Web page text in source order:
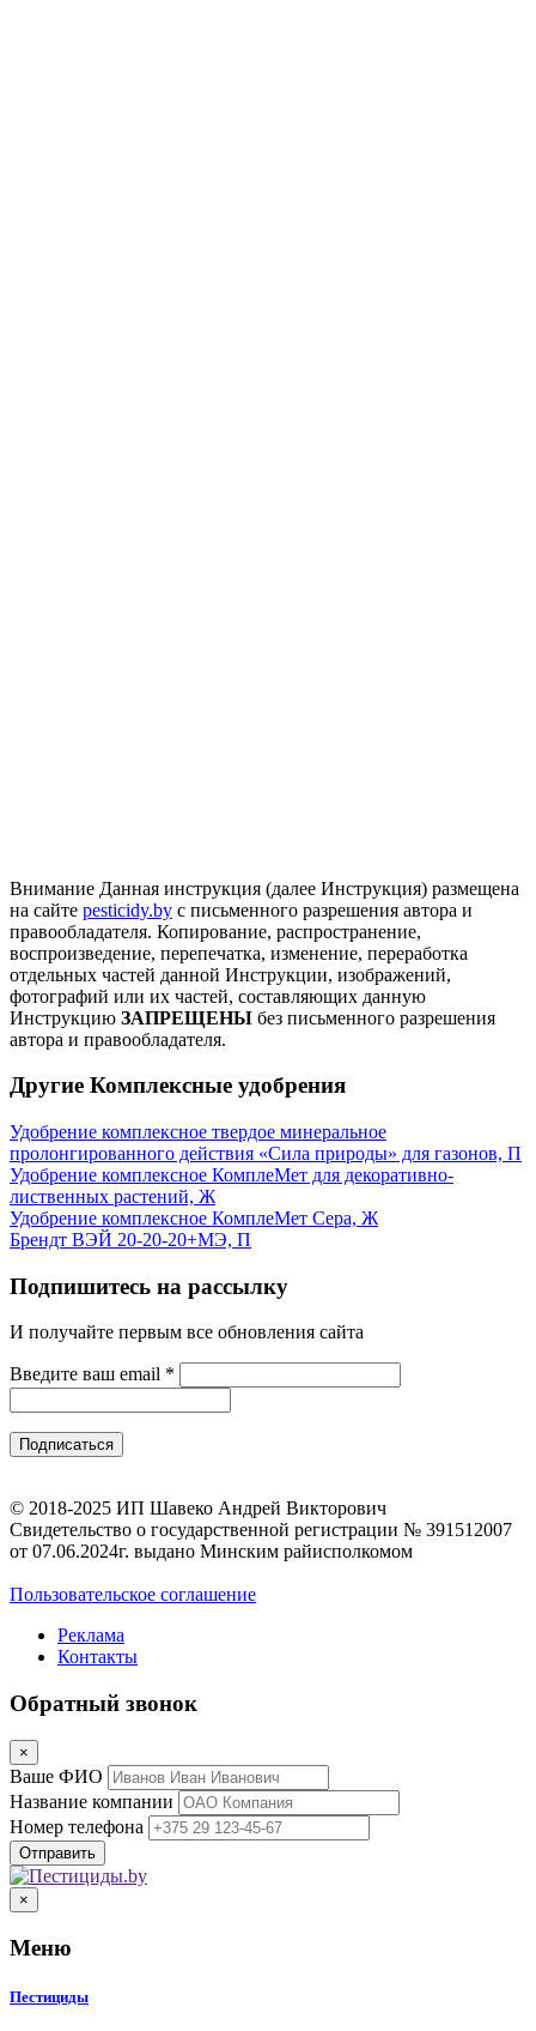
Внимание Данная инструкция (далее Инструкция) размещена
на сайте pesticidy.by с письменного разрешения автора и
правообладателя. Копирование, распространение,
воспроизведение, перепечатка, изменение, переработка
отдельных частей данной Инструкции, изображений,
фотографий или их частей, составляющих данную
Инструкцию ЗАПРЕЩЕНЫ без письменного разрешения
автора и правообладателя.
Другие Комплексные удобрения
Удобрение комплексное твердое минеральное
пролонгированного действия «Сила природы» для газонов, П
Удобрение комплексное КомплеМет для декоративно-
лиственных растений, Ж
Удобрение комплексное КомплеМет Сера, Ж
Брендт ВЭЙ 20-20-20+МЭ, П
Подпишитесь на рассылку
И получайте первым все обновления сайта
Введите ваш email *
© 2018-2025 ИП Шавеко Андрей Викторович
Свидетельство о государственной регистрации № 391512007
от 07.06.2024г. выдано Минским райисполкомом
Пользовательское соглашение
Реклама
Контакты
Обратный звонок
×
Ваше ФИО
Название компании
Номер телефона
×
Меню
Пестициды